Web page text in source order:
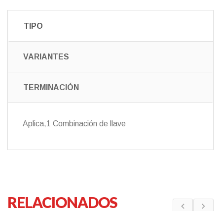
TIPO
VARIANTES
TERMINACIÓN
Aplica,1 Combinación de llave
RELACIONADOS